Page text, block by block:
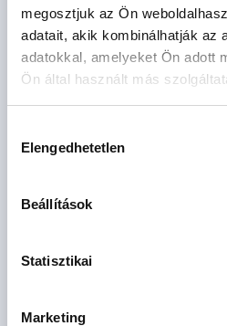
megosztjuk az Ön
adatait, akik kombinálhatják az
adatokkal, amelyeket Ön adott
Ön által használt más
kiválasztása
Elengedhetetlen
Beállítások
Statisztikai
Marketing
CSOK igényelhető
Szűrés
CSOK igényelhető